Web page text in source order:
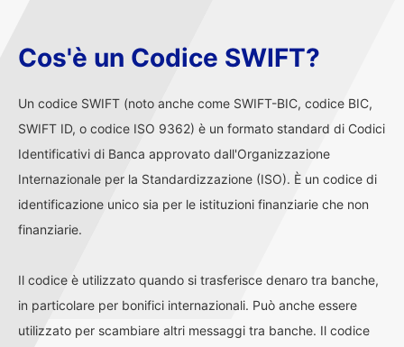
Cos'è un Codice SWIFT?
Un codice SWIFT (noto anche come SWIFT-BIC, codice BIC,
SWIFT ID, o codice ISO 9362) è un formato standard di Codici
Identificativi di Banca approvato dall'Organizzazione
Internazionale per la Standardizzazione (ISO). È un codice di
identificazione unico sia per le istituzioni finanziarie che non
finanziarie.
Il codice è utilizzato quando si trasferisce denaro tra banche,
in particolare per bonifici internazionali. Può anche essere
utilizzato per scambiare altri messaggi tra banche. Il codice